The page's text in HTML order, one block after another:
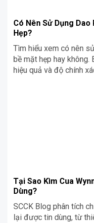
Có Nên Sử Dụng
Hẹp?
Tìm hiểu xem có nên
bề mặt hẹp hay không.
hiệu quả và độ chính
Tại Sao Kìm Cua
Dùng?
SCCK Blog phân tích
lại được tin dùng, từ